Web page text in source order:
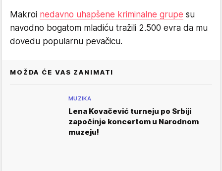
Makroi nedavno uhapšene kriminalne grupe su
navodno bogatom mladiću tražili 2.500 evra da mu
dovedu popularnu pevačicu.
MOŽDA ĆE VAS ZANIMATI
MUZIKA
Lena Kovačević turneju po Srbiji
započinje koncertom u Narodnom
muzeju!